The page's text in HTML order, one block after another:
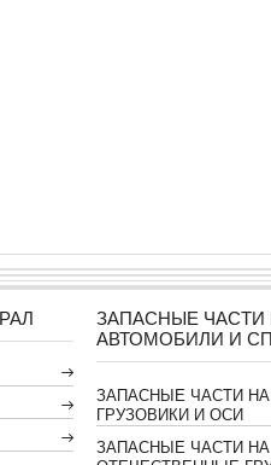
ЗАПАСНЫЕ ЧАСТИ
АВТОМОБИЛИ И
ЗАПАСНЫЕ ЧАСТИ
ГРУЗОВИКИ И ОСИ
ЗАПАСНЫЕ ЧАСТИ НА